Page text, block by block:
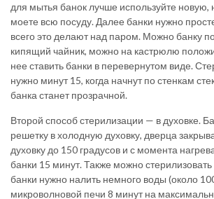
для мытья банок лучше используйте новую,
моете всю посуду. Далее банки нужно
всего это делают над паром. Можно банку
кипящий чайник, можно на кастрюлю
нее ставить банки в перевернутом виде.
нужно минут 15, когда начнут по стенкам
банка станет прозрачной.
Второй способ стерилизации — в духовке.
решетку в холодную духовку, дверца
духовку до 150 градусов и с момента
банки 15 минут. Также можно
банки нужно налить немного воды (около
микроволновой печи 8 минут на